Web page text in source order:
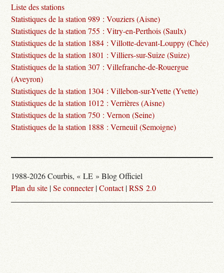
Liste des stations
Statistiques de la station 989 : Vouziers (Aisne)
Statistiques de la station 755 : Vitry-en-Perthois (Saulx)
Statistiques de la station 1884 : Villotte-devant-Louppy (Chée)
Statistiques de la station 1801 : Villiers-sur-Suize (Suize)
Statistiques de la station 307 : Villefranche-de-Rouergue
(Aveyron)
Statistiques de la station 1304 : Villebon-sur-Yvette (Yvette)
Statistiques de la station 1012 : Verrières (Aisne)
Statistiques de la station 750 : Vernon (Seine)
Statistiques de la station 1888 : Verneuil (Semoigne)
1988-2026 Courbis, « LE » Blog Officiel
Plan du site |Se connecter|Contact|RSS 2.0